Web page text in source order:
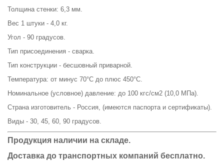
Толщина стенки: 6,3 мм.
Вес 1 штуки - 4,0 кг.
Угол - 90 градусов.
Тип присоединения - сварка.
Тип конструкции - бесшовный приварной.
Температура: от минус 70°С до плюс 450°С.
Номинальное (условное) давление: до 100 кгс/см2 (10,0 МПа).
Страна изготовитель - Россия, (имеются паспорта и сертификаты).
Виды - 30, 45, 60, 90 градусов.
Продукция наличии на складе.
Доставка до транспортных компаний бесплатно.